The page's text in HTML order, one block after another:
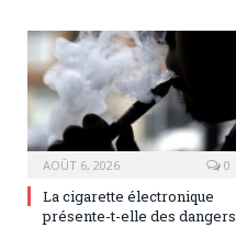
AOÛT 6, 2026 0
La cigarette électronique
présente-t-elle des dangers